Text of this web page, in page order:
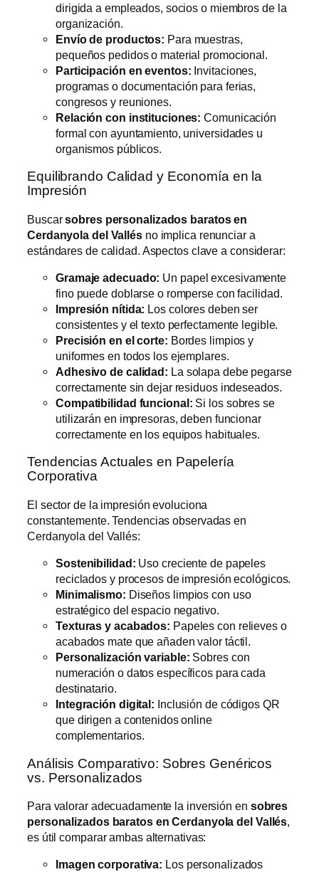
dirigida a empleados, socios o miembros de la
organización.
Envío de productos: Para muestras,
pequeños pedidos o material promocional.
Participación en eventos: Invitaciones,
programas o documentación para ferias,
congresos y reuniones.
Relación con instituciones: Comunicación
formal con ayuntamiento, universidades u
organismos públicos.
Equilibrando Calidad y Economía en la
Impresión
Buscarsobres personalizados baratos en
Cerdanyola del Vallésno implica renunciar a
estándares de calidad. Aspectos clave a considerar:
Gramaje adecuado: Un papel excesivamente
fino puede doblarse o romperse con facilidad.
Impresión nítida: Los colores deben ser
consistentes y el texto perfectamente legible.
Precisión en el corte: Bordes limpios y
uniformes en todos los ejemplares.
Adhesivo de calidad: La solapa debe pegarse
correctamente sin dejar residuos indeseados.
Compatibilidad funcional: Si los sobres se
utilizarán en impresoras, deben funcionar
correctamente en los equipos habituales.
Tendencias Actuales en Papelería
Corporativa
El sector de la impresión evoluciona
constantemente. Tendencias observadas en
Cerdanyola del Vallés:
Sostenibilidad: Uso creciente de papeles
reciclados y procesos de impresión ecológicos.
Minimalismo: Diseños limpios con uso
estratégico del espacio negativo.
Texturas y acabados: Papeles con relieves o
acabados mate que añaden valor táctil.
Personalización variable: Sobres con
numeración o datos específicos para cada
destinatario.
Integración digital: Inclusión de códigos QR
que dirigen a contenidos online
complementarios.
Análisis Comparativo: Sobres Genéricos
vs. Personalizados
Para valorar adecuadamente la inversión en sobres
personalizados baratos en Cerdanyola del Vallés,
es útil comparar ambas alternativas:
Imagen corporativa: Los personalizados